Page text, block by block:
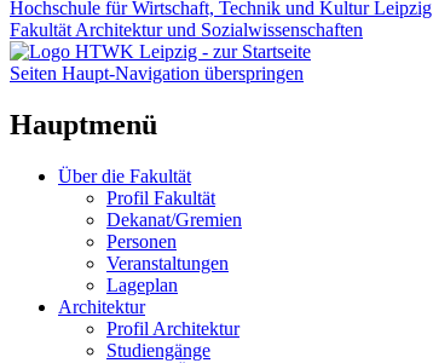
Hochschule für Wirtschaft, Technik und Kultur Leipzig
Fakultät Architektur und Sozialwissenschaften
Seiten Haupt-Navigation überspringen
Hauptmenü
Über die Fakultät
Profil Fakultät
Dekanat/Gremien
Personen
Veranstaltungen
Lageplan
Architektur
Profil Architektur
Studiengänge